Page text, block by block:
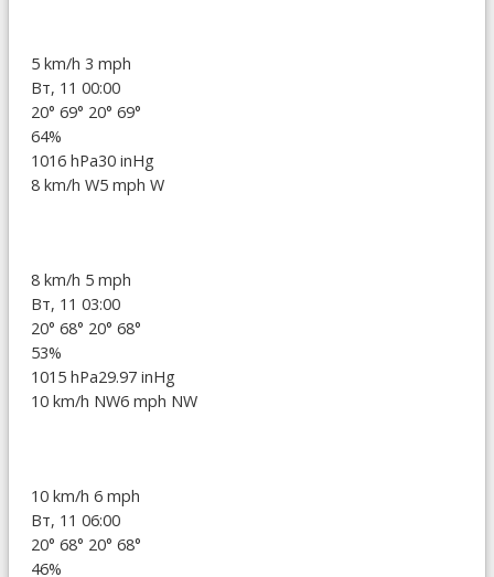
5 km/h 3 mph
Вт, 11 00:00
20° 69° 20° 69°
64%
1016 hPa30 inHg
8 km/h W5 mph W
8 km/h 5 mph
Вт, 11 03:00
20° 68° 20° 68°
53%
1015 hPa29.97 inHg
10 km/h NW6 mph NW
10 km/h 6 mph
Вт, 11 06:00
20° 68° 20° 68°
46%